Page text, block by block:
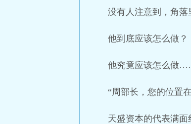
没有人注意到，角
他到底应该怎么做？
他究竟应该怎么做
“周部长，您的位置
天盛资本的代表满面